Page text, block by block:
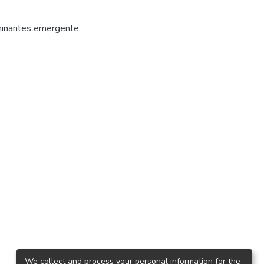
emergente
We collect and process your personal information for the